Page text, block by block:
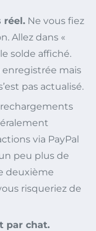
réel. Ne vous fiez
Allez dans «
solde affiché.
enregistrée mais
pas actualisé.
rechargements
via PayPal
peu plus de
deuxième
risqueriez de
par chat.